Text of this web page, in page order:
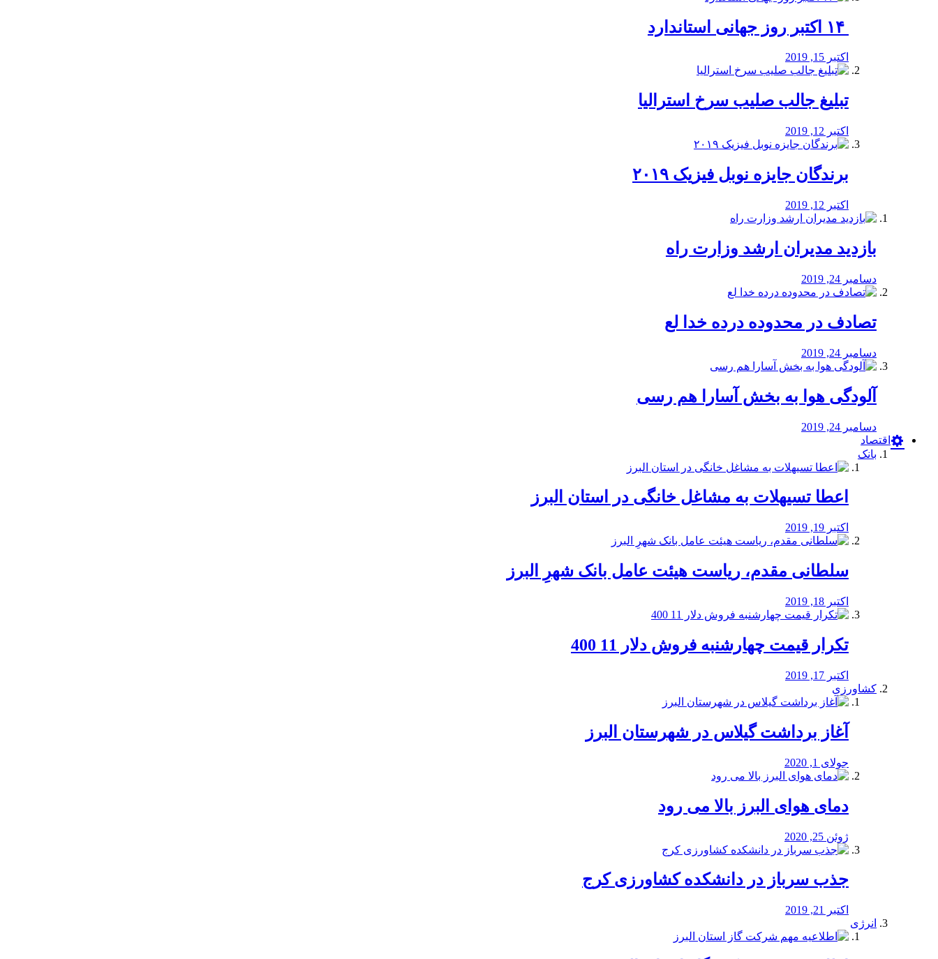
اکتبر 15, 2019
تبلیغ جالب صلیب سرخ استرالیا
اکتبر 12, 2019
برندگان جایزه نوبل فیزیک ۲۰۱۹
اکتبر 12, 2019
بازدید مدیران ارشد وزارت راه
دسامبر 24, 2019
تصادف در محدوده درده خدا لع
دسامبر 24, 2019
آلودگی هوا به بخش آسارا هم رسی
دسامبر 24, 2019
اقتصاد
بانک
️اعطا تسیهلات به مشاغل خانگی در استان البرز
اکتبر 19, 2019
سلطانی مقدم، ریاست هیئت عامل بانک شهرِ البرز
اکتبر 18, 2019
تکرار قیمت چهارشنبه فروش دلار 11 400
اکتبر 17, 2019
کشاورزی
آغاز برداشت گیلاس در شهرستان البرز
جولای 1, 2020
دمای هوای البرز بالا می رود
ژوئن 25, 2020
جذب سرباز در دانشکده کشاورزی کرج
اکتبر 21, 2019
انرژی